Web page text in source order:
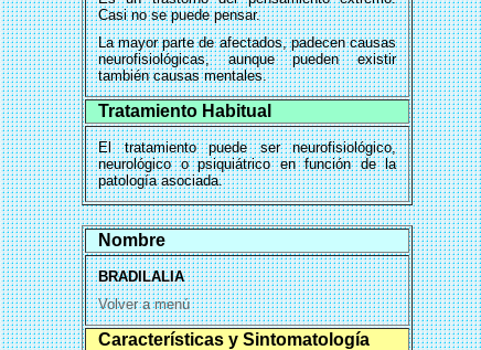
Casi no se puede pensar.
La mayor parte de afectados, padecen causas
neurofisiológicas, aunque pueden existir
también causas mentales.
Tratamiento Habitual
El tratamiento puede ser neurofisiológico,
neurológico o psiquiátrico en función de la
patología asociada.
Nombre
BRADILALIA
Volver a menú
Características y Sintomatología